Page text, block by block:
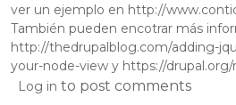
ver un ejemplo en http://
También pueden encotrar más
http://thedrupalblog.com/adding-
your-node-view y https://
Log in to post comments